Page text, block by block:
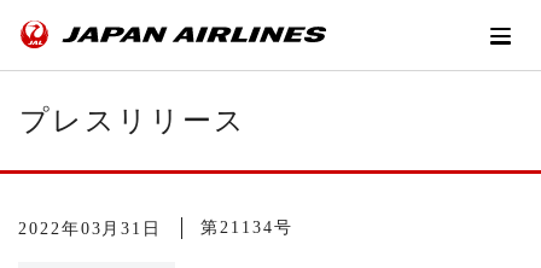
プレスリリース
2022年03月31日 第21134号